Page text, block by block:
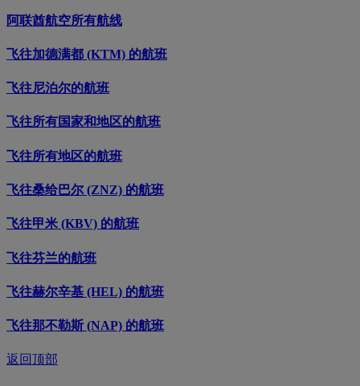
阿联酋航空所有航线
飞往加德满都 (KTM) 的航班
飞往尼泊尔的航班
飞往所有国家和地区的航班
飞往所有地区的航班
飞往桑给巴尔 (ZNZ) 的航班
飞往甲米 (KBV) 的航班
飞往芬兰的航班
飞往赫尔辛基 (HEL) 的航班
飞往那不勒斯 (NAP) 的航班
返回顶部